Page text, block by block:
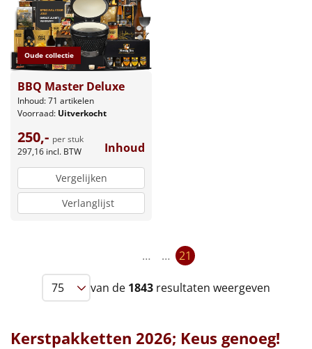
Oude collectie
BBQ Master Deluxe
Inhoud: 71 artikelen
Voorraad: Uitverkocht
250,- per stuk
297,16 incl. BTW Inhoud
Vergelijken
Verlanglijst
… … 21
van de 1843 resultaten weergeven
Kerstpakketten 2026; Keus genoeg!